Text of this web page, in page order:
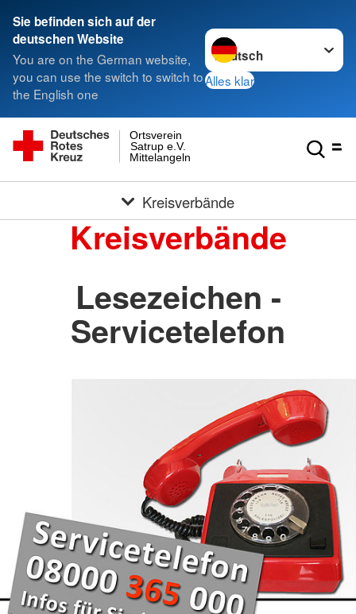
Sie befinden sich auf der
deutschen Website
You are on the German website,
you can use the switch to switch to
the English one
Sprache wechseln zu
Alles klar
Mittelangeln
Satrup e.V.
Ortsverein
Kreisverbände
Kreisverbände
Lesezeichen -
Servicetelefon